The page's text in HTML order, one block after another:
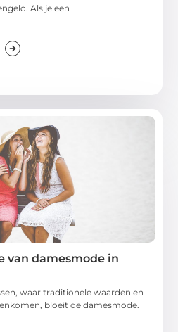
Als je een
van damesmode in
waar traditionele waarden en
bloeit de damesmode.